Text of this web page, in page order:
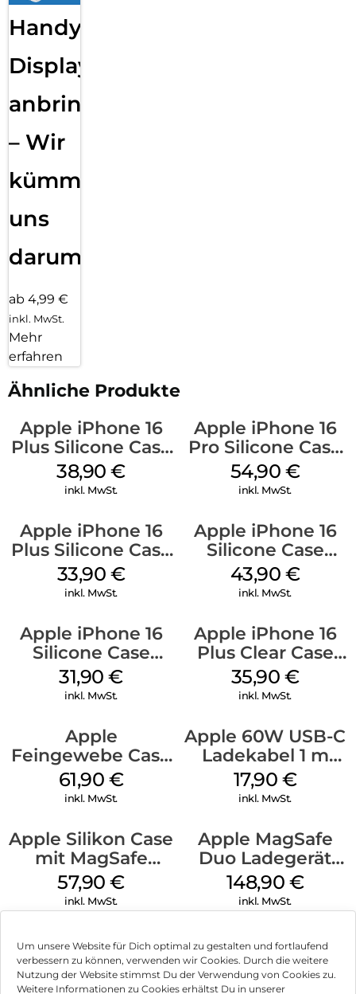
Um unsere Website für Dich optimal zu gestalten und fortlaufend
verbessern zu können, verwenden wir Cookies. Durch die weitere
Nutzung der Website stimmst Du der Verwendung von Cookies zu.
Weitere Informationen zu Cookies erhältst Du in unserer
Handy
Displayfolie
anbringen
– Wir
kümmern
uns
darum!
ab 4,99 €
inkl. MwSt.
Mehr
erfahren
Ähnliche Produkte
Apple iPhone 16
Plus Silicone Case
MagSafe Denim
38,90€
inkl. MwSt.
Apple iPhone 16
Pro Silicone Case
MagSafe Black
54,90 €
inkl. MwSt.
Apple iPhone 16
Plus Silicone Case
MagSafe Lake
Green
33,90 €
inkl. MwSt.
Apple iPhone 16
Silicone Case
MagSafe Plum
43,90 €
inkl. MwSt.
Apple iPhone 16
Silicone Case
MagSafe Fuchsia
31,90€
inkl. MwSt.
Apple iPhone 16
Plus Clear Case
MagSafe
Transparent
35,90 €
inkl. MwSt.
Apple
Feingewebe Case
iPhone 15 Pro
MagSafe Schwarz
61,90 €
inkl. MwSt.
Apple 60W USB-C
Ladekabel 1 m
Weiß
17,90 €
inkl. MwSt.
Apple Silikon Case
mit MagSafe
iPhone 14 Pro
(PRODUCT)RED
57,90€
inkl. MwSt.
Apple MagSafe
Duo Ladegerät
Weiß
148,90 €
inkl. MwSt.
Impressum